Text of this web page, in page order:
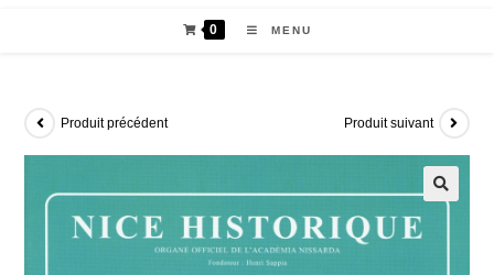
0 MENU
Produit précédent Produit suivant